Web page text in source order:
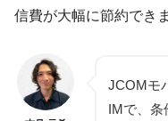
信費が大幅に節約できま
JCOMモ
IMで、条